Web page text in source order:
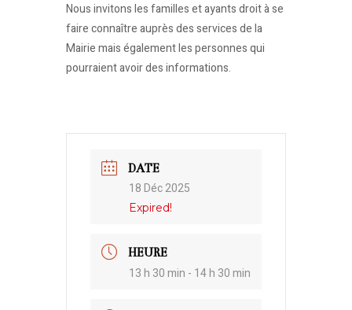
Nous invitons les familles et ayants droit à se
faire connaître auprès des services de la
Mairie mais également les personnes qui
pourraient avoir des informations.
DATE
18 Déc 2025
Expired!
HEURE
13 h 30 min - 14 h 30 min